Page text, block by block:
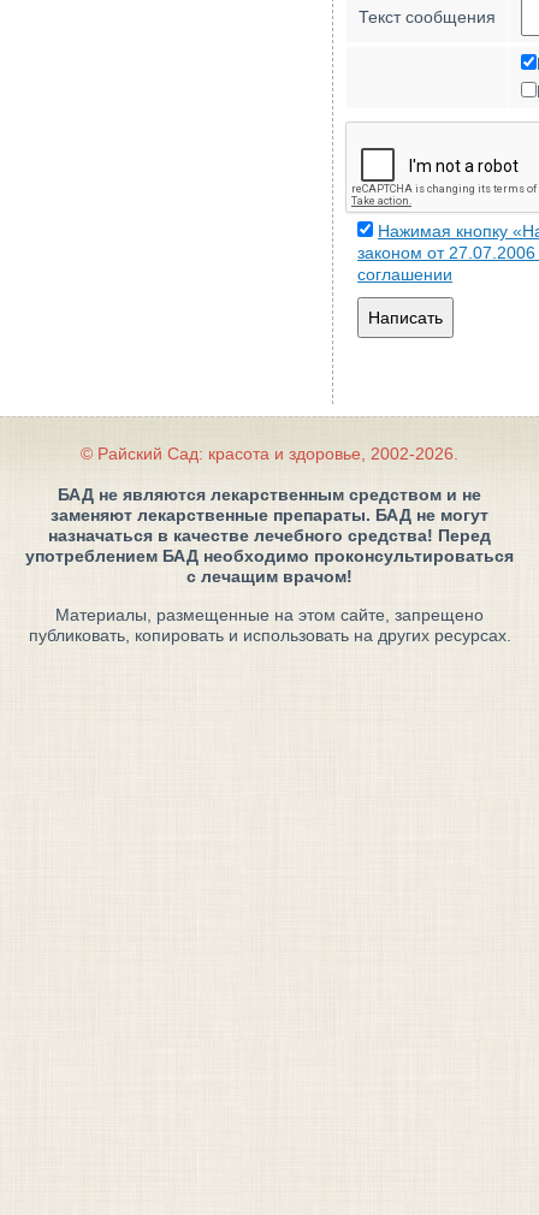
Текст сообщения
Нажимая кнопку
законом от
соглашении
Написать
© Райский Сад: красота и здоровье, 2002-2026.
БАД не являются лекарственным средством и не
заменяют лекарственные препараты. БАД не могут
назначаться в качестве лечебного средства! Перед
употреблением БАД необходимо проконсультироваться
с лечащим врачом!
Материалы, размещенные на этом сайте, запрещено
публиковать, копировать и использовать на других ресурсах.